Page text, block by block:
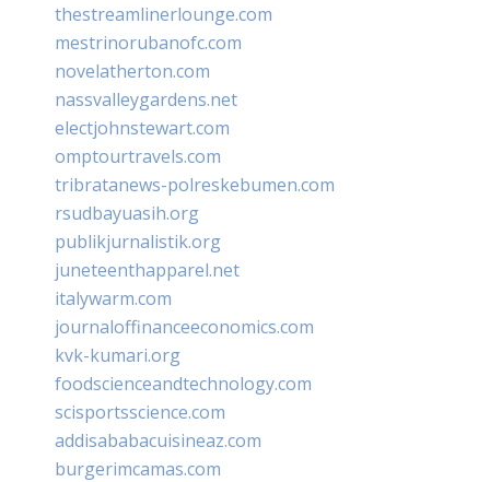
thestreamlinerlounge.com
mestrinorubanofc.com
novelatherton.com
nassvalleygardens.net
electjohnstewart.com
omptourtravels.com
tribratanews-polreskebumen.com
rsudbayuasih.org
publikjurnalistik.org
juneteenthapparel.net
italywarm.com
journaloffinanceeconomics.com
kvk-kumari.org
foodscienceandtechnology.com
scisportsscience.com
addisababacuisineaz.com
burgerimcamas.com